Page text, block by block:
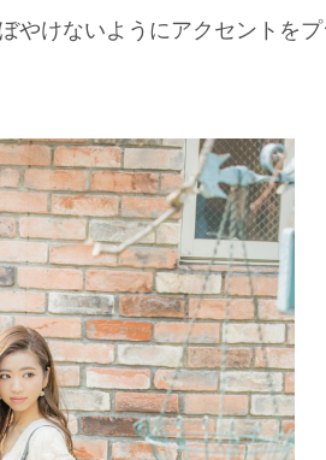
やけないようにアクセントを